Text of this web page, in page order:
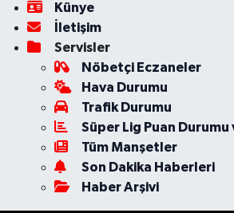
Künye
İletişim
Servisler
Nöbetçi Eczaneler
Hava Durumu
Trafik Durumu
Süper Lig Puan Durumu
Tüm Manşetler
Son Dakika Haberleri
Haber Arşivi